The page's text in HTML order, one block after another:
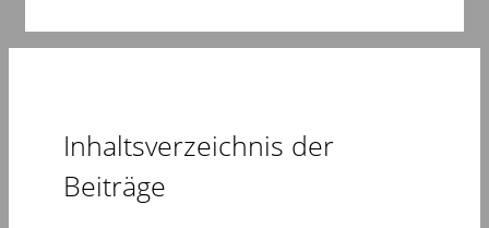
Inhaltsverzeichnis der
Beiträge